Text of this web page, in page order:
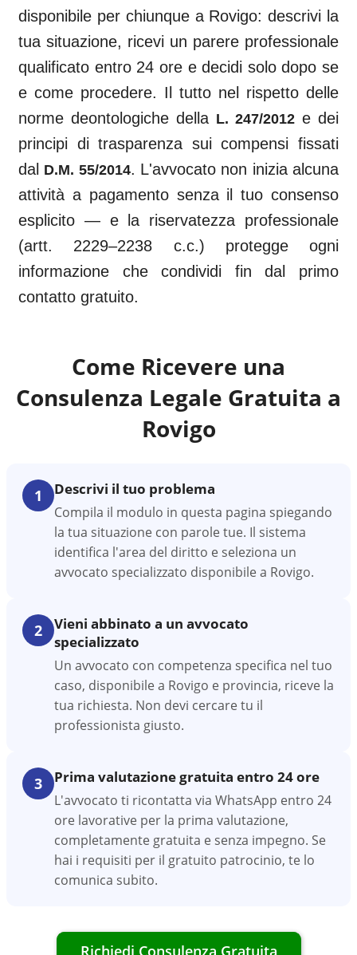
disponibile per chiunque a Rovigo: descrivi la
tua situazione, ricevi un parere professionale
qualificato entro 24 ore e decidi solo dopo se
e come procedere. Il tutto nel rispetto delle
norme deontologiche della L. 247/2012 e dei
principi di trasparenza sui compensi fissati
dal D.M. 55/2014. L'avvocato non inizia alcuna
attività a pagamento senza il tuo consenso
esplicito — e la riservatezza professionale
(artt. 2229–2238 c.c.) protegge ogni
informazione che condividi fin dal primo
contatto gratuito.
Come Ricevere una
Consulenza Legale Gratuita a
Rovigo
1 Descrivi il tuo problema
Compila il modulo in questa pagina spiegando
la tua situazione con parole tue. Il sistema
identifica l'area del diritto e seleziona un
avvocato specializzato disponibile a Rovigo.
2
Vieni abbinato a un avvocato
specializzato
Un avvocato con competenza specifica nel tuo
caso, disponibile a Rovigo e provincia, riceve la
tua richiesta. Non devi cercare tu il
professionista giusto.
3 Prima valutazione gratuita entro 24 ore
L'avvocato ti ricontatta via WhatsApp entro 24
ore lavorative per la prima valutazione,
completamente gratuita e senza impegno. Se
hai i requisiti per il gratuito patrocinio, te lo
comunica subito.
Richiedi Consulenza Gratuita